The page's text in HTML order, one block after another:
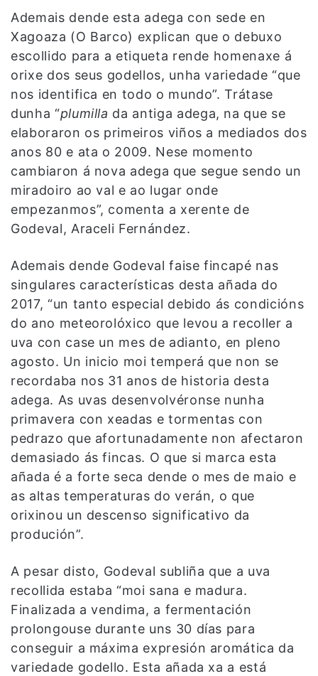
Ademais dende esta adega con sede en
Xagoaza (O Barco) explican que o debuxo
escollido para a etiqueta rende homenaxe á
orixe dos seus godellos, unha variedade “que
nos identifica en todo o mundo”. Trátase
dunha “plumilla da antiga adega, na que se
elaboraron os primeiros viños a mediados dos
anos 80 e ata o 2009. Nese momento
cambiaron á nova adega que segue sendo un
miradoiro ao val e ao lugar onde
empezanmos”, comenta a xerente de
Godeval, Araceli Fernández.
Ademais dende Godeval faise fincapé nas
singulares características desta añada do
2017, “un tanto especial debido ás condicións
do ano meteorolóxico que levou a recoller a
uva con case un mes de adianto, en pleno
agosto. Un inicio moi temperá que non se
recordaba nos 31 anos de historia desta
adega. As uvas desenvolvéronse nunha
primavera con xeadas e tormentas con
pedrazo que afortunadamente non afectaron
demasiado ás fincas. O que si marca esta
añada é a forte seca dende o mes de maio e
as altas temperaturas do verán, o que
orixinou un descenso significativo da
produción”.
A pesar disto, Godeval subliña que a uva
recollida estaba “moi sana e madura.
Finalizada a vendima, a fermentación
prolongouse durante uns 30 días para
conseguir a máxima expresión aromática da
variedade godello. Esta añada xa a está